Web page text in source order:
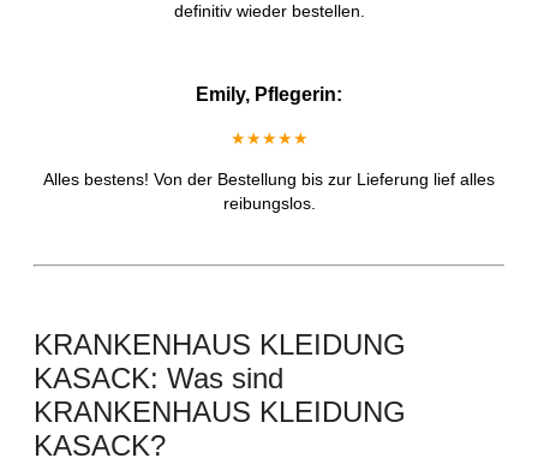
definitiv wieder bestellen.
Emily, Pflegerin:
★★★★★
Alles bestens! Von der Bestellung bis zur Lieferung lief alles
reibungslos.
KRANKENHAUS KLEIDUNG
KASACK: Was sind
KRANKENHAUS KLEIDUNG
KASACK?